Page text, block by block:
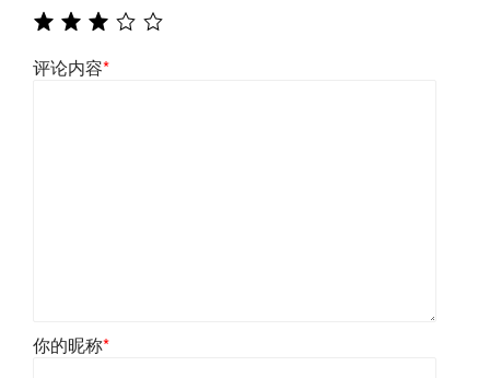
评论内容*
你的昵称*